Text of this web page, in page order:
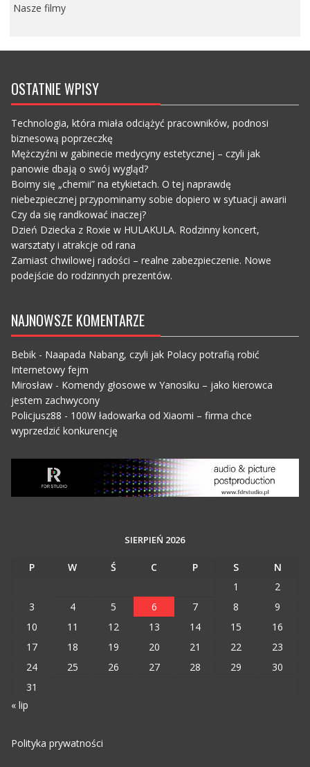
Nasze filmy
OSTATNIE WPISY
Technologia, która miała odciążyć pracowników, podnosi
biznesową poprzeczkę
Mężczyźni w gabinecie medycyny estetycznej – czyli jak
panowie dbają o swój wygląd?
Boimy się „chemii” na etykietach. O tej naprawdę
niebezpiecznej przypominamy sobie dopiero w sytuacji awarii
Czy da się randkować inaczej?
Dzień Dziecka z Roxie w HULAKULA. Rodzinny koncert,
warsztaty i atrakcje od rana
Zamiast chwilowej radości – realne zabezpieczenie. Nowe
podejście do rodzinnych prezentów.
NAJNOWSZE KOMENTARZE
Bebik- Naapada Nabang, czyli jak Polacy potrafią robić
Internetowy fejm
Mirosław- Komendy głosowe w Yanosiku – jako kierowca
jestem zachwycony
Policjusz88 - 100W ładowarka od Xiaomi – firma chce
wyprzedzić konkurencję
SIERPIEŃ 2026
P W Ś C P S
N
1
2
3
4 5 6 7 8
9
10
11 12 13 14 15
16
17
18 19 20 21 22
23
24
25 26 27 28 29
30
31
« lip
Polityka prywatności